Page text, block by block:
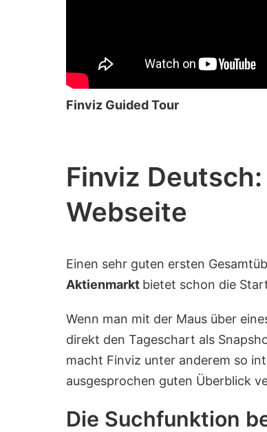
Finviz Guided Tour
Finviz
Webseite
Einen sehr guten ersten
Aktienmarkt bietet schon die
Wenn man mit der Maus über
direkt den Tageschart als
macht Finviz unter anderem so
ausgesprochen guten Überblick
Die Suchfunktion